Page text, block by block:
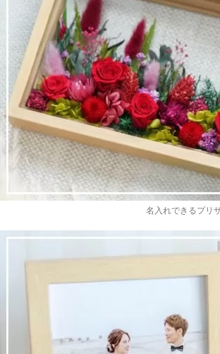
名入れできるプリ